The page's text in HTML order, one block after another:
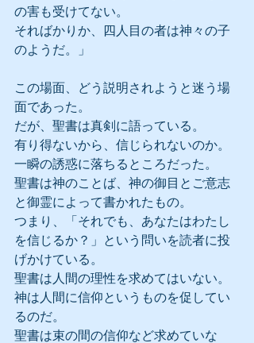
の害も受けてない。
そればかりか、四人目の者は神々の子
のようだ。」
この場面、どう説明されようと迷う場
面であった。
だが、聖書は真剣に語っている。
有り得ないから、信じられないのか。
一瞬の誘惑に落ちるところだった。
聖書は神のことば、神の御目とご意志
と御霊によって書かれたもの。
つまり、「それでも、あなたはわたし
を信じるか？」という問いを読者に投
げかけている。
聖書は人間の理性を求めてはいない。
神は人間に信仰というものを促してい
るのだ。
聖書は束の間の信仰など求めていな